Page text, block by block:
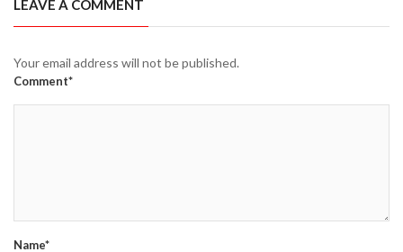
LEAVE A COMMENT
Your email address will not be published.
Comment*
Name*